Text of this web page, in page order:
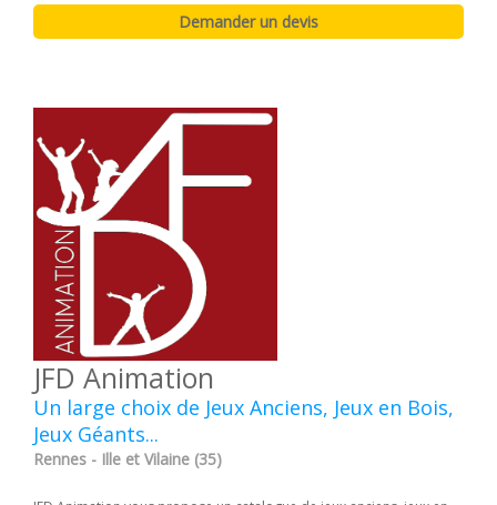
JFD Animation
Un large choix de Jeux Anciens, Jeux en Bois,
Jeux Géants...
Rennes - Ille et Vilaine (35)